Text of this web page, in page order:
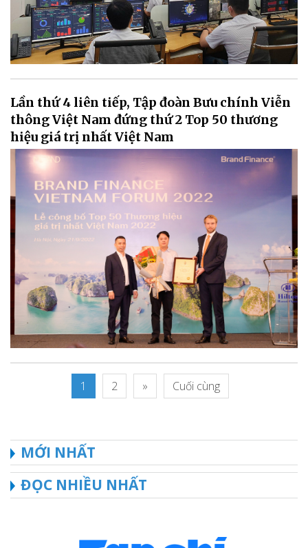
Lần thứ 4 liên tiếp, Tập đoàn Bưu chính Viễn
thông Việt Nam đứng thứ 2 Top 50 thương
hiệu giá trị nhất Việt Nam
1 2 » Cuối cùng
MỚI NHẤT
ĐỌC NHIỀU NHẤT